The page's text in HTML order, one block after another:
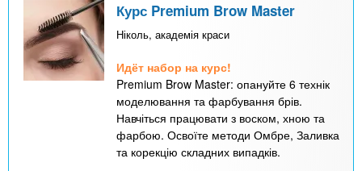
Курс Premium Brow Master
Ніколь, академія краси
Идёт набор на курс!
Premium Brow Master: опануйте 6 технік
моделювання та фарбування брів.
Навчіться працювати з воском, хною та
фарбою. Освоїте методи Омбре, Заливка
та корекцію складних випадків.